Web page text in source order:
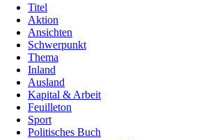
Titel
Aktion
Ansichten
Schwerpunkt
Thema
Inland
Ausland
Kapital & Arbeit
Feuilleton
Sport
Politisches Buch